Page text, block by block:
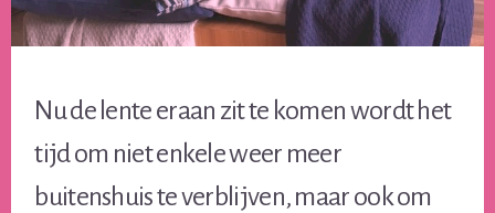
Nu de lente eraan zit te komen wordt het
tijd om niet enkele weer meer
buitenshuis te verblijven, maar ook om